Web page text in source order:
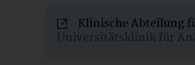
Klinische Abteilung
Universitätsklinik für